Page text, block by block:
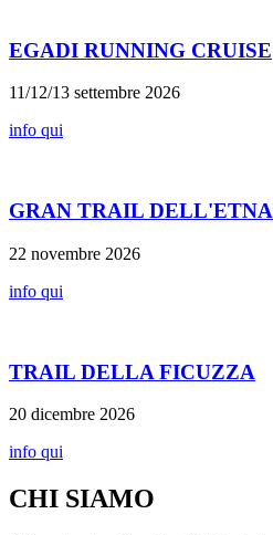
EGADI RUNNING CRUISE
11/12/13 settembre 2026
info qui
GRAN TRAIL DELL'ETNA
22 novembre 2026
info qui
TRAIL DELLA FICUZZA
20 dicembre 2026
info qui
CHI SIAMO